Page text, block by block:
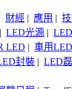
| 財經 | 應用 |
| LED光源 |
LED | 車用LED
封裝 | LED